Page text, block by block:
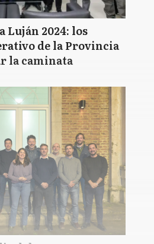
Luján 2024: los
de la Provincia
la caminata